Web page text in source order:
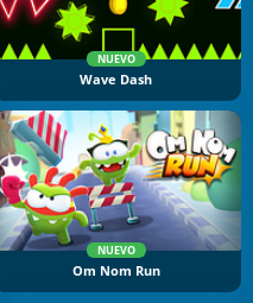
NUEVO
Wave Dash
NUEVO
Om Nom Run